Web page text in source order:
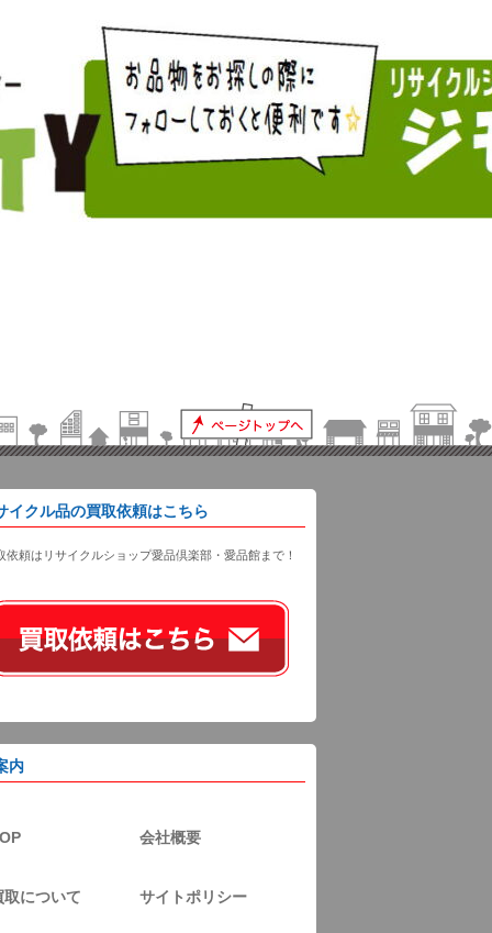
イクル品の買取依頼はこちら
依頼はリサイクルショップ愛品倶楽部・愛品館まで！
内
会社概要
取について サイトポリシー